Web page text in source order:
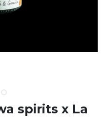
spirits x La